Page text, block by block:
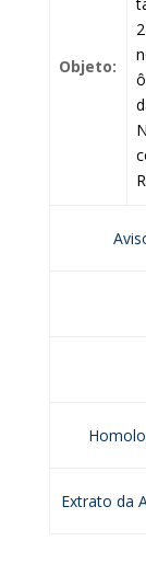
Objeto:
Extrato da